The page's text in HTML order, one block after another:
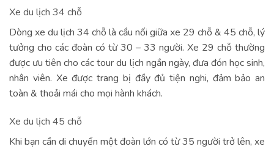
Xe du lịch 34 chỗ
Dòng xe du lịch 34 chỗ là cầu nối giữa xe 29 chỗ & 45 chỗ, lý
tưởng cho các đoàn có từ 30 – 33 người. Xe 29 chỗ thường
được ưu tiên cho các tour du lịch ngắn ngày, đưa đón học sinh,
nhân viên. Xe được trang bị đầy đủ tiện nghi, đảm bảo an
toàn & thoải mái cho mọi hành khách.
Xe du lịch 45 chỗ
Khi bạn cần di chuyển một đoàn lớn có từ 35 người trở lên, xe